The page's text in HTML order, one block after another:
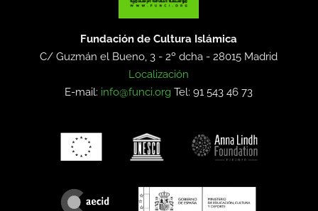
Fundación de Cultura Islámica
C/ Guzmán el Bueno, 3 - 2º dcha -28015 Madrid
Localización
E-mail: info@funci.org Tel: 91 543 46 73